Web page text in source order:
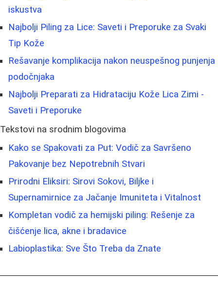
iskustva
Najbolji Piling za Lice: Saveti i Preporuke za Svaki
Tip Kože
Rešavanje komplikacija nakon neuspešnog punjenja
podočnjaka
Najbolji Preparati za Hidrataciju Kože Lica Zimi -
Saveti i Preporuke
Tekstovi na srodnim blogovima
Kako se Spakovati za Put: Vodič za Savršeno
Pakovanje bez Nepotrebnih Stvari
Prirodni Eliksiri: Sirovi Sokovi, Biljke i
Supernamirnice za Jačanje Imuniteta i Vitalnost
Kompletan vodič za hemijski piling: Rešenje za
čišćenje lica, akne i bradavice
Labioplastika: Sve Što Treba da Znate